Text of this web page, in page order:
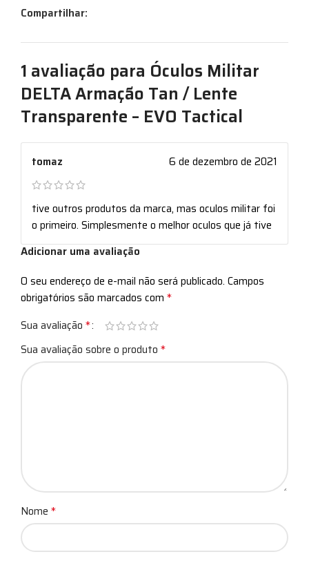
Compartilhar:
1 avaliação para Óculos Militar
DELTA Armação Tan / Lente
Transparente – EVO Tactical
tomaz 6 de dezembro de 2021
tive outros produtos da marca, mas oculos militar foi
o primeiro. Simplesmente o melhor oculos que já tive
Adicionar uma avaliação
O seu endereço de e-mail não será publicado. Campos
obrigatórios são marcados com *
Sua avaliação *
Sua avaliação sobre o produto *
Nome *